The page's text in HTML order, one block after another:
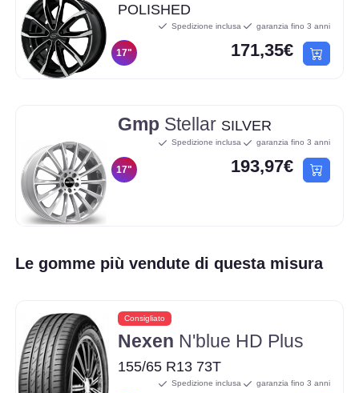
POLISHED
17"
Spedizione inclusa garanzia fino 3 anni
171,35€
Gmp Stellar SILVER
17"
Spedizione inclusa garanzia fino 3 anni
193,97€
Le gomme più vendute di questa misura
Consigliato
Nexen N'blue HD Plus
155/65 R13 73T
Spedizione inclusa garanzia fino 3 anni